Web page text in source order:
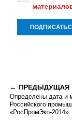
ПРЕДЫДУЩАЯ
Определены дата и
Российского
«РосПромЭко-2014»